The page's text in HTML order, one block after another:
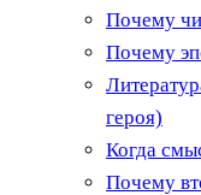
Почему
Почему
героя)
Когда
Почему